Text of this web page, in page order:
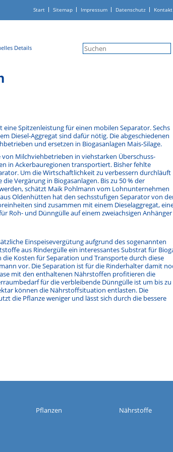
Navigation
überspringen
Start Sitemap Impressum Datenschutz Kontakt
Details
eine Spitzenleistung für einen mobilen Separator. Sechs
Diesel-Aggregat sind dafür nötig. Die abgeschiedenen
und ersetzen in Biogasanlagen Mais-Silage.
Milchviehbetrieben in viehstarken Überschuss-
in Ackerbauregionen transportiert. Bisher fehlte
Um die Wirtschaftlichkeit zu verbessern durchläuft
Vergärung in Biogasanlagen. Bis zu 50 % der
schätzt Maik Pohlmann vom Lohnunternehmen
Oldenhütten hat den sechsstufigen Separator von
sind zusammen mit einem Dieselaggregat,
Roh- und Dünngülle auf einem zweiachsigen Anhänger
Einspeisevergütung aufgrund des sogenannten
aus Rindergülle ein interessantes Substrat für
Kosten für Separation und Transporte durch diese
vor. Die Separation ist für die Rinderhalter damit
mit den enthaltenen Nährstoffen profitieren die
für die verbleibende Dünngülle ist um bis zu
können die Nährstoffsituation entlasten. Die
die Pflanze weniger und lässt sich durch die bessere
Pflanzen Nährstoffe